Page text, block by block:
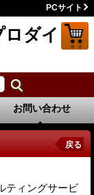
PCサイト
ダイ
お問い合わせ
戻る
ティングサービ